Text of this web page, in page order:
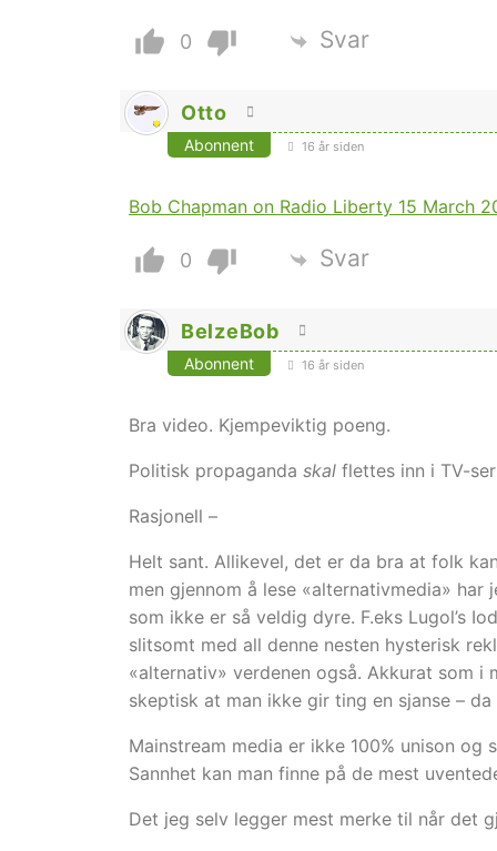
0 Svar
Otto
Abonnent 16 år siden
Bob Chapman on Radio Liberty 15 March
0 Svar
BelzeBob
Abonnent 16 år siden
Bra video. Kjempeviktig poeng.
Politisk propaganda skal flettes inn i TV-
Rasjonell –
Helt sant. Allikevel, det er da bra at folk
men gjennom å lese «alternativmedia»
som ikke er så veldig dyre. F.eks Lugol’s
slitsomt med all denne nesten hysterisk
«alternativ» verdenen også. Akkurat som
skeptisk at man ikke gir ting en sjanse –
Mainstream media er ikke 100% unison
Sannhet kan man finne på de mest
Det jeg selv legger mest merke til når det